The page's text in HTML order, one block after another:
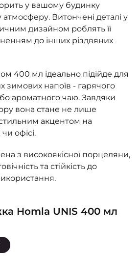
у вашому будинку
атмосферу. Витончені деталі у
дизайном роблять її
до інших різдвяних
400 мл ідеально підійде для
зимових напоїв - гарячого
ароматного чаю. Завдяки
вона стане не лише
акцентом на
офісі.
​​з високоякісної порцеляни,
та стійкість до
Homla UNIS 400 мл